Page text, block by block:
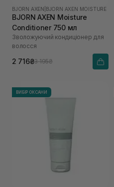
BJORN AXEN BJORN AXEN MOISTURE
BJORN AXEN Moisture
Conditioner 750 мл
Зволожуючий кондиціонер для
волосся
2 716₴3 195₴
ВИБІР ОКСАНИ